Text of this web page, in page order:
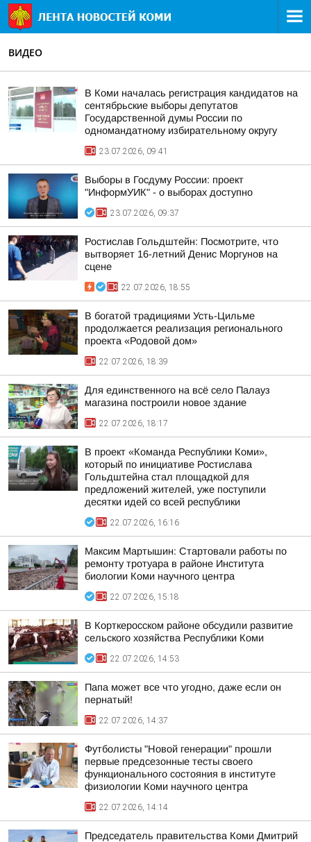
ВИДЕО
В Коми началась регистрация кандидатов на
сентябрьские выборы депутатов
Государственной думы России по
одномандатному избирательному округу
23.07.2026, 09:41
Выборы в Госдуму России: проект
"ИнформУИК" - о выборах доступно
23.07.2026, 09:37
Ростислав Гольдштейн: Посмотрите, что
вытворяет 16-летний Денис Моргунов на
сцене
22.07.2026, 18:55
В богатой традициями Усть-Цильме
продолжается реализация регионального
проекта «Родовой дом»
22.07.2026, 18:39
Для единственного на всё село Палауз
магазина построили новое здание
22.07.2026, 18:17
В проект «Команда Республики Коми»,
который по инициативе Ростислава
Гольдштейна стал площадкой для
предложений жителей, уже поступили
десятки идей со всей республики
22.07.2026, 16:16
Максим Мартышин: Стартовали работы по
ремонту тротуара в районе Института
биологии Коми научного центра
22.07.2026, 15:18
В Корткеросском районе обсудили развитие
сельского хозяйства Республики Коми
22.07.2026, 14:53
Папа может все что угодно, даже если он
пернатый!
22.07.2026, 14:37
Футболисты "Новой генерации" прошли
первые предсезонные тесты своего
функционального состояния в институте
физиологии Коми научного центра
22.07.2026, 14:14
Председатель правительства Коми Дмитрий